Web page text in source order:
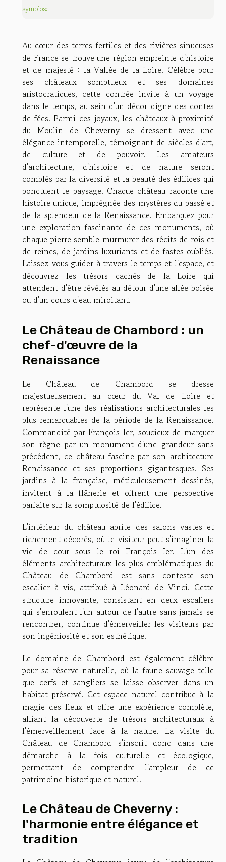
symbiose
Au cœur des terres fertiles et des rivières sinueuses
de France se trouve une région empreinte d'histoire
et de majesté : la Vallée de la Loire. Célèbre pour
ses châteaux somptueux et ses domaines
aristocratiques, cette contrée invite à un voyage
dans le temps, au sein d'un décor digne des contes
de fées. Parmi ces joyaux, les châteaux à proximité
du Moulin de Cheverny se dressent avec une
élégance intemporelle, témoignant de siècles d'art,
de culture et de pouvoir. Les amateurs
d'architecture, d'histoire et de nature seront
comblés par la diversité et la beauté des édifices qui
ponctuent le paysage. Chaque château raconte une
histoire unique, imprégnée des mystères du passé et
de la splendeur de la Renaissance. Embarquez pour
une exploration fascinante de ces monuments, où
chaque pierre semble murmurer des récits de rois et
de reines, de jardins luxuriants et de fastes oubliés.
Laissez-vous guider à travers le temps et l'espace, et
découvrez les trésors cachés de la Loire qui
attendent d'être révélés au détour d'une allée boisée
ou d'un cours d'eau miroitant.
Le Château de Chambord : un
chef-d'œuvre de la
Renaissance
Le Château de Chambord se dresse
majestueusement au cœur du Val de Loire et
représente l'une des réalisations architecturales les
plus remarquables de la période de la Renaissance.
Commandité par François Ier, soucieux de marquer
son règne par un monument d'une grandeur sans
précédent, ce château fascine par son architecture
Renaissance et ses proportions gigantesques. Ses
jardins à la française, méticuleusement dessinés,
invitent à la flânerie et offrent une perspective
parfaite sur la somptuosité de l'édifice.
L'intérieur du château abrite des salons vastes et
richement décorés, où le visiteur peut s'imaginer la
vie de cour sous le roi François Ier. L'un des
éléments architecturaux les plus emblématiques du
Château de Chambord est sans conteste son
escalier à vis, attribué à Léonard de Vinci. Cette
structure innovante, consistant en deux escaliers
qui s'enroulent l'un autour de l'autre sans jamais se
rencontrer, continue d'émerveiller les visiteurs par
son ingéniosité et son esthétique.
Le domaine de Chambord est également célèbre
pour sa réserve naturelle, où la faune sauvage telle
que cerfs et sangliers se laisse observer dans un
habitat préservé. Cet espace naturel contribue à la
magie des lieux et offre une expérience complète,
alliant la découverte de trésors architecturaux à
l'émerveillement face à la nature. La visite du
Château de Chambord s'inscrit donc dans une
démarche à la fois culturelle et écologique,
permettant de comprendre l'ampleur de ce
patrimoine historique et naturel.
Le Château de Cheverny :
l'harmonie entre élégance et
tradition